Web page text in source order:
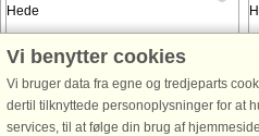
Hus nr: 10303
Vi benytter cookies
Vi bruger data fra egne og tredjeparts
dertil tilknyttede personoplysninger for at
services, til at følge din brug af